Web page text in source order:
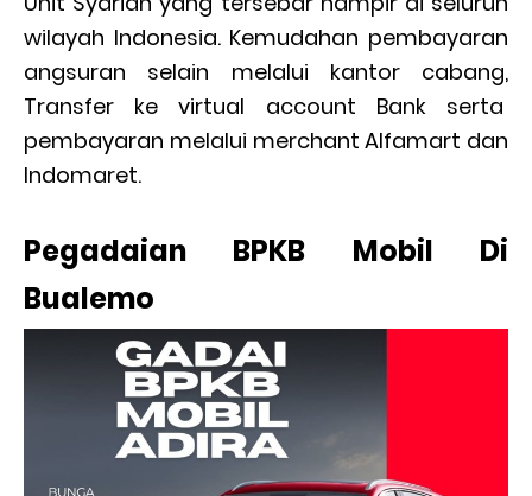
wilayah Indonesia. Kemudahan pembayaran
angsuran selain melalui kantor cabang,
Transfer ke virtual account Bank serta
pembayaran melalui merchant Alfamart dan
Indomaret.
Pegadaian BPKB Mobil Di
Bualemo